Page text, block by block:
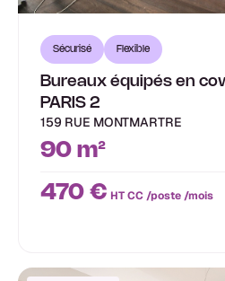
Sécurisé Flexible
Bureaux équipés en
PARIS 2
159 RUE MONTMARTRE
90 m²
470 € HT CC /poste /mois